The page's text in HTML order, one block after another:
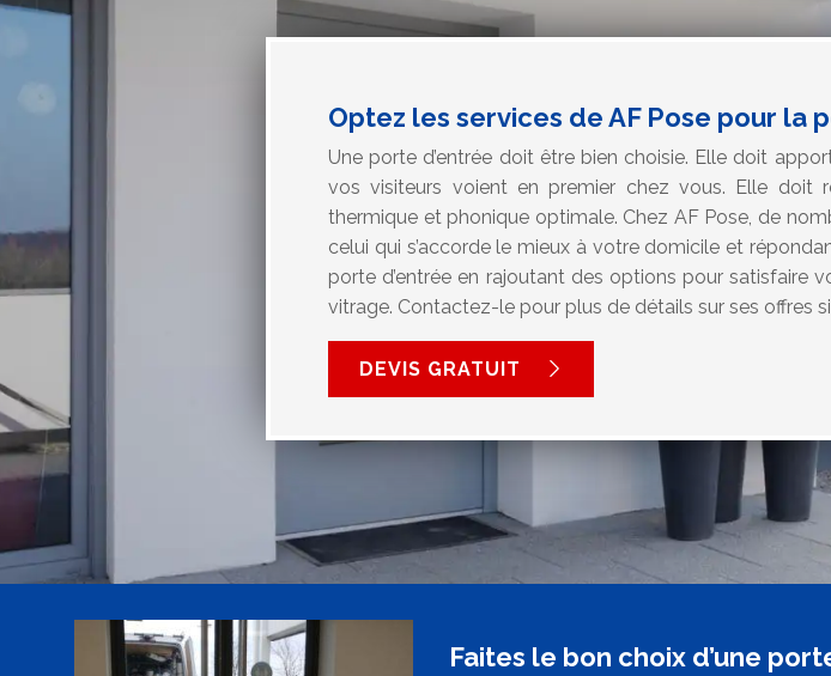
Optez les services de AF Pose pour la
Une porte d’entrée doit être bien choisie. Elle doit
vos visiteurs voient en premier chez vous. Elle doit
thermique et phonique optimale. Chez AF Pose, de
celui qui s’accorde le mieux à votre domicile et
porte d’entrée en rajoutant des options pour satisfaire
vitrage. Contactez-le pour plus de détails sur ses offres
DEVIS GRATUIT
Faites le bon choix d’une